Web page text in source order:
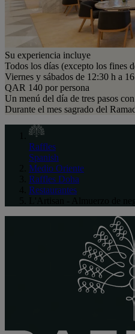
Su experiencia incluye
Todos los días (excepto los fines
Viernes y sábados de 12:30 h a
QAR 140 por persona
Un menú del día de tres pasos
Durante el mes sagrado del
Raffles
Spanish
Medio Oriente
Raffles Doha
Restaurantes